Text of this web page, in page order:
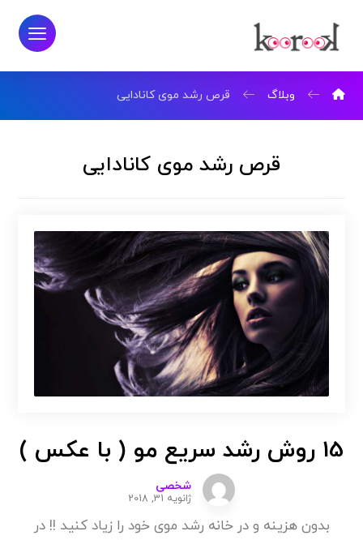
وبلاگ قرص رشد موی کانادایی
قرص رشد موی کانادایی
15 روش رشد سریع مو ( با عکس )
شخصی
ژانویه 31, 2018
بدون هزینه و در خانه رشد موی خود را زیاد کنید !! در